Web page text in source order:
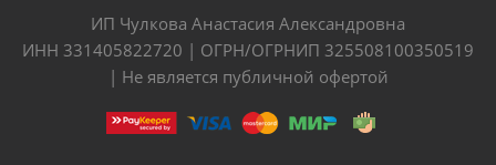
ИП Чулкова Анастасия Александровна
ИНН 331405822720 | ОГРН/ОГРНИП 325508100350519
| Не является публичной офертой